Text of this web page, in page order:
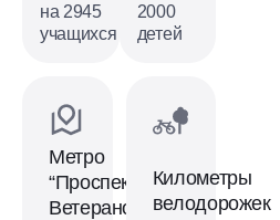
на 2945
учащихся
2000
детей
Метро
“Проспект
Ветеранов”
Километры
велодорожек